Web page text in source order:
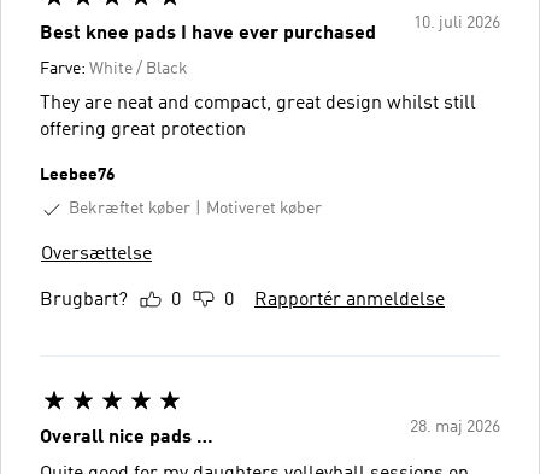
10. juli 2026
Best knee pads I have ever purchased
Farve: White / Black
They are neat and compact, great design whilst still
offering great protection
Leebee76
Bekræftet køber
Motiveret køber
Oversættelse
Brugbart? 0 0 Rapportér anmeldelse
28. maj 2026
Overall nice pads …